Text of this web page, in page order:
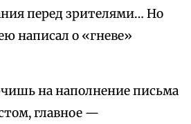
перед зрителями… Но
написал о «гневе»
на наполнение письма
главное —